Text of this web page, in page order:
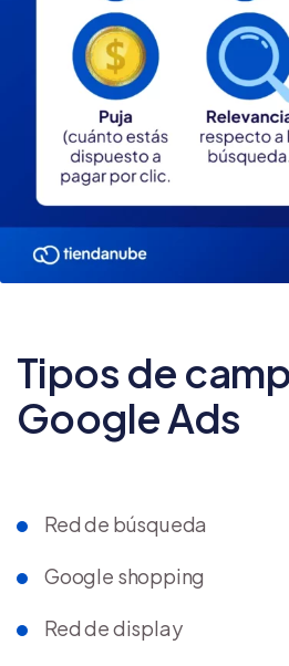
Tipos de
Google Ads
Red de búsqueda
Google shopping
Red de display